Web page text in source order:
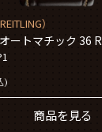
）
ートマチック 36
)
商品を見る